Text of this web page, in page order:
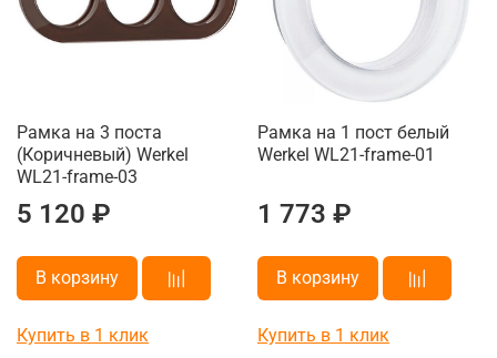
Рамка на 3 поста
(Коричневый) Werkel
WL21-frame-03
5 120 ₽
В корзину
Купить в 1 клик
Рамка на 1 пост белый
Werkel WL21-frame-01
1 773 ₽
В корзину
Купить в 1 клик